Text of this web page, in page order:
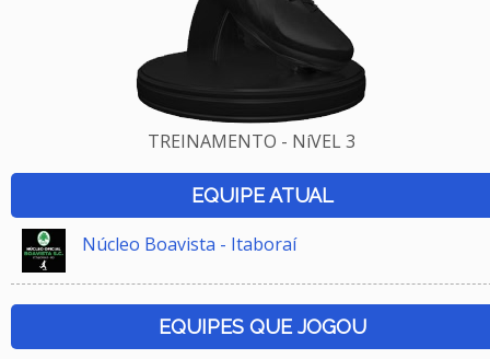
TREINAMENTO - NíVEL 3
EQUIPE ATUAL
Núcleo Boavista - Itaboraí
EQUIPES QUE JOGOU